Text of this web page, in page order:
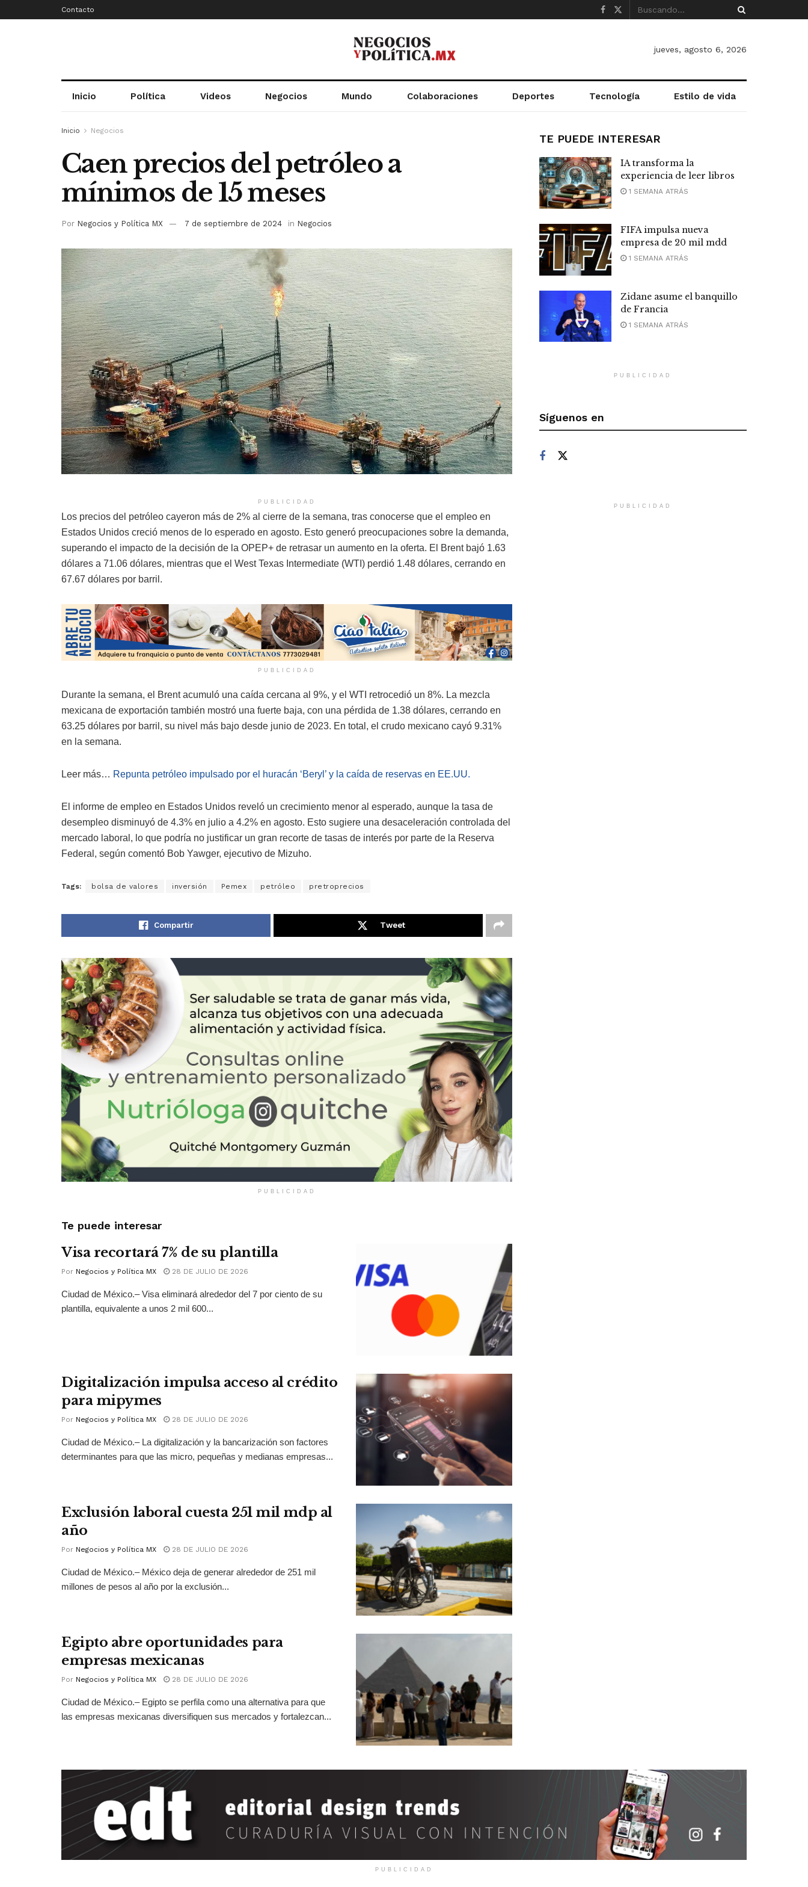
Contacto
jueves, agosto 6, 2026
Inicio Política Videos Negocios Mundo Colaboraciones Deportes Tecnología Estilo de vida
Inicio Negocios
Caen precios del petróleo a
mínimos de 15 meses
Por Negocios y Política MX 7 de septiembre de 2024 in Negocios
PUBLICIDAD
Los precios del petróleo cayeron más de 2% al cierre de la semana, tras conocerse que el empleo en
Estados Unidos creció menos de lo esperado en agosto. Esto generó preocupaciones sobre la demanda,
superando el impacto de la decisión de la OPEP+ de retrasar un aumento en la oferta. El Brent bajó 1.63
dólares a 71.06 dólares, mientras que el West Texas Intermediate (WTI) perdió 1.48 dólares, cerrando en
67.67 dólares por barril.
PUBLICIDAD
Durante la semana, el Brent acumuló una caída cercana al 9%, y el WTI retrocedió un 8%. La mezcla
mexicana de exportación también mostró una fuerte baja, con una pérdida de 1.38 dólares, cerrando en
63.25 dólares por barril, su nivel más bajo desde junio de 2023. En total, el crudo mexicano cayó 9.31%
en la semana.
Leer más… Repunta petróleo impulsado por el huracán ‘Beryl’ y la caída de reservas en EE.UU.
El informe de empleo en Estados Unidos reveló un crecimiento menor al esperado, aunque la tasa de
desempleo disminuyó de 4.3% en julio a 4.2% en agosto. Esto sugiere una desaceleración controlada del
mercado laboral, lo que podría no justificar un gran recorte de tasas de interés por parte de la Reserva
Federal, según comentó Bob Yawger, ejecutivo de Mizuho.
Tags: bolsa de valores inversión Pemex petróleo pretroprecios
Compartir Tweet
PUBLICIDAD
Te puede interesar
Visa recortará 7% de su plantilla
Por Negocios y Política MX 28 DE JULIO DE 2026
Ciudad de México.– Visa eliminará alrededor del 7 por ciento de su
plantilla, equivalente a unos 2 mil 600...
Digitalización impulsa acceso al crédito
para mipymes
Por Negocios y Política MX 28 DE JULIO DE 2026
Ciudad de México.– La digitalización y la bancarización son factores
determinantes para que las micro, pequeñas y medianas empresas...
Exclusión laboral cuesta 251 mil mdp al
año
Por Negocios y Política MX 28 DE JULIO DE 2026
Ciudad de México.– México deja de generar alrededor de 251 mil
millones de pesos al año por la exclusión...
Egipto abre oportunidades para
empresas mexicanas
Por Negocios y Política MX 28 DE JULIO DE 2026
Ciudad de México.– Egipto se perfila como una alternativa para que
las empresas mexicanas diversifiquen sus mercados y fortalezcan...
TE PUEDE INTERESAR
IA transforma la
experiencia de leer libros
1 SEMANA ATRÁS
FIFA impulsa nueva
empresa de 20 mil mdd
1 SEMANA ATRÁS
Zidane asume el banquillo
de Francia
1 SEMANA ATRÁS
PUBLICIDAD
Síguenos en
PUBLICIDAD
PUBLICIDAD